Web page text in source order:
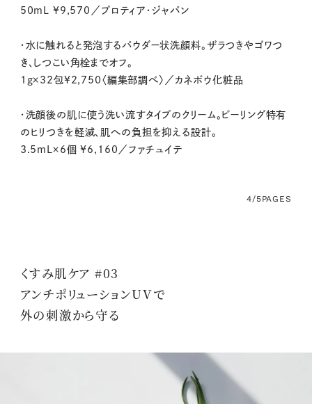
50mL ¥9,570／プロティア・ジャパン
・水に触れると発泡するパウダー状洗顔料。ザラつきやゴワつ
き、しつこい角栓までオフ。
1g×32包¥2,750〈編集部調べ〉／カネボウ化粧品
・洗顔後の肌に使う洗い流すタイプのクリーム。ピーリング特有
のヒリつきを軽減、肌への負担を抑える設計。
3.5mL×6個 ¥6,160／ファチュイテ
4/5PAGES
くすみ肌ケア #03
アンチポリューションUVで
外の刺激から守る